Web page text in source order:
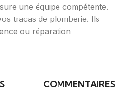
une équipe compétente.
tracas de plomberie. Ils
ou réparation
COMMENTAIRES